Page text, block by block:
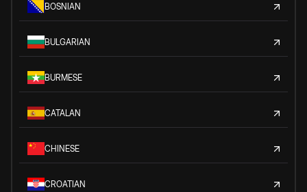
BOSNIAN
BULGARIAN
BURMESE
CATALAN
CHINESE
CROATIAN